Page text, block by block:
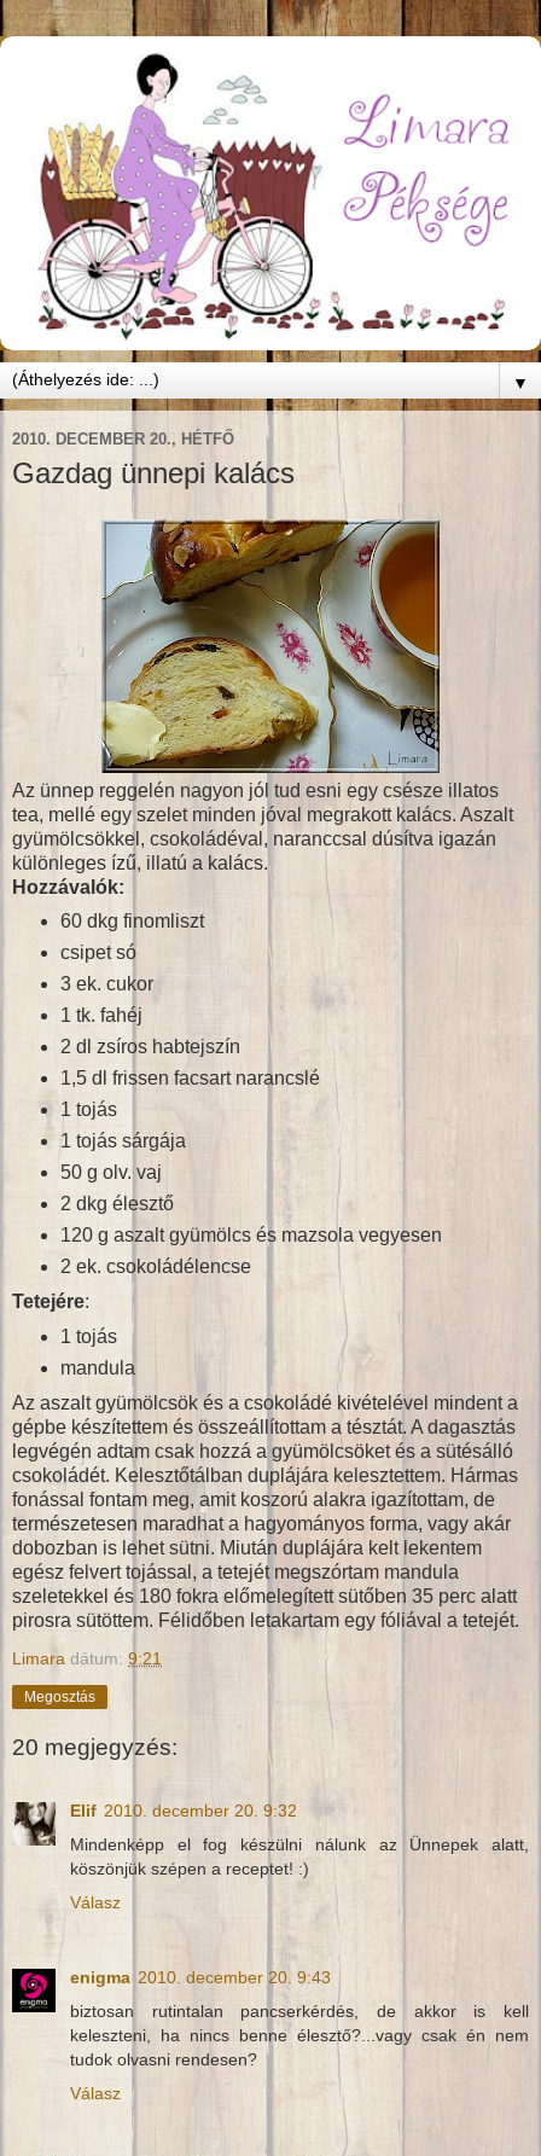
▼
2010. DECEMBER 20., HÉTFŐ
Gazdag ünnepi kalács
Az ünnep reggelén nagyon jól tud esni egy csésze illatos
tea, mellé egy szelet minden jóval megrakott kalács. Aszalt
gyümölcsökkel, csokoládéval, naranccsal dúsítva igazán
különleges ízű, illatú a kalács.
Hozzávalók:
60 dkg finomliszt
csipet só
3 ek. cukor
1 tk. fahéj
2 dl zsíros habtejszín
1,5 dl frissen facsart narancslé
1 tojás
1 tojás sárgája
50 g olv. vaj
2 dkg élesztő
120 g aszalt gyümölcs és mazsola vegyesen
2 ek. csokoládélencse
Tetejére:
1 tojás
mandula
Az aszalt gyümölcsök és a csokoládé kivételével mindent a
gépbe készítettem és összeállítottam a tésztát. A dagasztás
legvégén adtam csak hozzá a gyümölcsöket és a sütésálló
csokoládét. Kelesztőtálban duplájára kelesztettem. Hármas
fonással fontam meg, amit koszorú alakra igazítottam, de
természetesen maradhat a hagyományos forma, vagy akár
dobozban is lehet sütni. Miután duplájára kelt lekentem
egész felvert tojással, a tetejét megszórtam mandula
szeletekkel és 180 fokra előmelegített sütőben 35 perc alatt
pirosra sütöttem. Félidőben letakartam egy fóliával a tetejét.
Limara dátum: 9:21
Megosztás
20 megjegyzés:
Elif 2010. december 20. 9:32
Mindenképp el fog készülni nálunk az Ünnepek alatt,
köszönjük szépen a receptet! :)
Válasz
enigma 2010. december 20. 9:43
biztosan rutintalan pancserkérdés, de akkor is kell
keleszteni, ha nincs benne élesztő?...vagy csak én nem
tudok olvasni rendesen?
Válasz